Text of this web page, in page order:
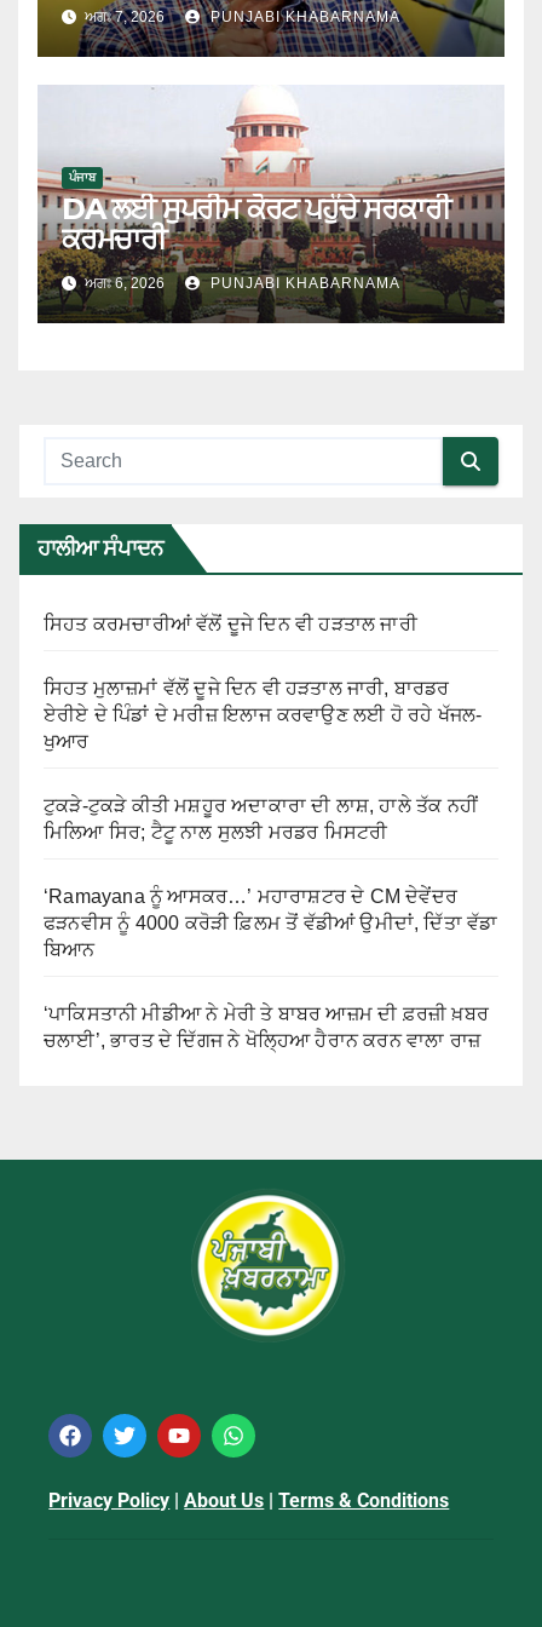
ਅਗਃ 7, 2026 PUNJABI KHABARNAMA
ਪੰਜਾਬ
DA ਲਈ ਸੁਪਰੀਮ ਕੋਰਟ ਪਹੁੰਚੇ ਸਰਕਾਰੀ
ਕਰਮਚਾਰੀ
ਅਗਃ 6, 2026 PUNJABI KHABARNAMA
ਹਾਲੀਆ ਸੰਪਾਦਨ
ਸਿਹਤ ਕਰਮਚਾਰੀਆਂ ਵੱਲੋਂ ਦੂਜੇ ਦਿਨ ਵੀ ਹੜਤਾਲ ਜਾਰੀ
ਸਿਹਤ ਮੁਲਾਜ਼ਮਾਂ ਵੱਲੋਂ ਦੂਜੇ ਦਿਨ ਵੀ ਹੜਤਾਲ ਜਾਰੀ, ਬਾਰਡਰ
ਏਰੀਏ ਦੇ ਪਿੰਡਾਂ ਦੇ ਮਰੀਜ਼ ਇਲਾਜ ਕਰਵਾਉਣ ਲਈ ਹੋ ਰਹੇ ਖੱਜਲ-
ਖੁਆਰ
ਟੁਕੜੇ-ਟੁਕੜੇ ਕੀਤੀ ਮਸ਼ਹੂਰ ਅਦਾਕਾਰਾ ਦੀ ਲਾਸ਼, ਹਾਲੇ ਤੱਕ ਨਹੀਂ
ਮਿਲਿਆ ਸਿਰ; ਟੈਟੂ ਨਾਲ ਸੁਲਝੀ ਮਰਡਰ ਮਿਸਟਰੀ
‘Ramayana ਨੂੰ ਆਸਕਰ…’ ਮਹਾਰਾਸ਼ਟਰ ਦੇ CM ਦੇਵੇਂਦਰ
ਫੜਨਵੀਸ ਨੂੰ 4000 ਕਰੋੜੀ ਫ਼ਿਲਮ ਤੋਂ ਵੱਡੀਆਂ ਉਮੀਦਾਂ, ਦਿੱਤਾ ਵੱਡਾ
ਬਿਆਨ
‘ਪਾਕਿਸਤਾਨੀ ਮੀਡੀਆ ਨੇ ਮੇਰੀ ਤੇ ਬਾਬਰ ਆਜ਼ਮ ਦੀ ਫ਼ਰਜ਼ੀ ਖ਼ਬਰ
ਚਲਾਈ’, ਭਾਰਤ ਦੇ ਦਿੱਗਜ ਨੇ ਖੋਲ੍ਹਿਆ ਹੈਰਾਨ ਕਰਨ ਵਾਲਾ ਰਾਜ਼
Privacy Policy |About Us |Terms & Conditions